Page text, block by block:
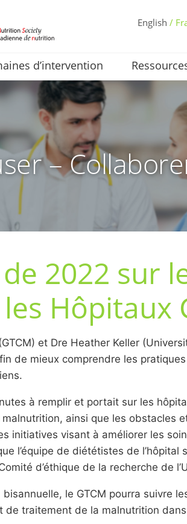
English /
d’intervention
–
2022 sur
Hôpitaux
et Dre Heather Keller
de mieux comprendre les
à remplir et portait sur les
ainsi que les obstacles
initiatives visant à améliorer les
l’équipe de diététistes de
d’éthique de la recherche de
le GTCM pourra
traitement de la malnutrition